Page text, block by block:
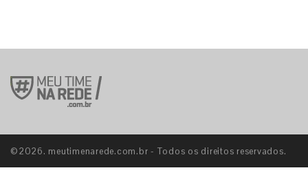
©2026. meutimenarede.com.br - Todos os direitos reservados.